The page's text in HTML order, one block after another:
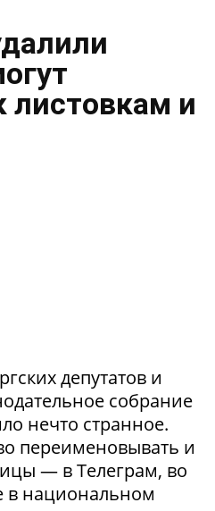
листовкам и
депутатов и
собрание
нечто странное.
переименовывать и
— в Телеграм, во
в национальном